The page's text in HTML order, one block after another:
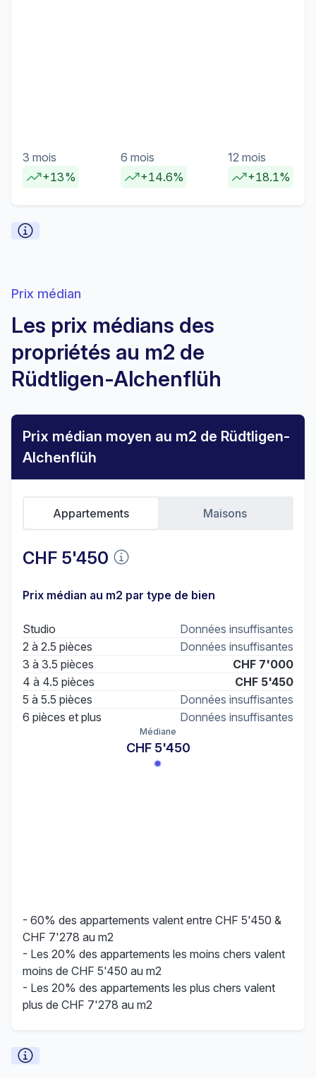
3 mois
+13%
6 mois
+14.6%
12 mois
+18.1%
Prix médian
Les prix médians des
propriétés au m2 de
Rüdtligen-Alchenflüh
Prix médian moyen au m2 de Rüdtligen-
Alchenflüh
CHF 5'450
Appartements Maisons
Prix médian au m2 par type de bien
Studio
Données insuffisantes
2 à 2.5 pièces
Données insuffisantes
3 à 3.5 pièces
CHF 7'000
4 à 4.5 pièces
CHF 5'450
5 à 5.5 pièces
Données insuffisantes
6 pièces et plus
Données insuffisantes
Médiane
CHF 5'450
- 60% des appartements valent entre CHF 5'450 &
CHF 7'278 au m2
- Les 20% des appartements les moins chers valent
moins de CHF 5'450 au m2
- Les 20% des appartements les plus chers valent
plus de CHF 7'278 au m2